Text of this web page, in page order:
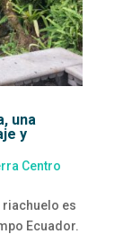
una
y
Centro
es
Ecuador.